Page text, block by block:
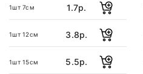
1шт 7см 1.7р.
1шт 12см 3.8р.
1шт 15см 5.5р.